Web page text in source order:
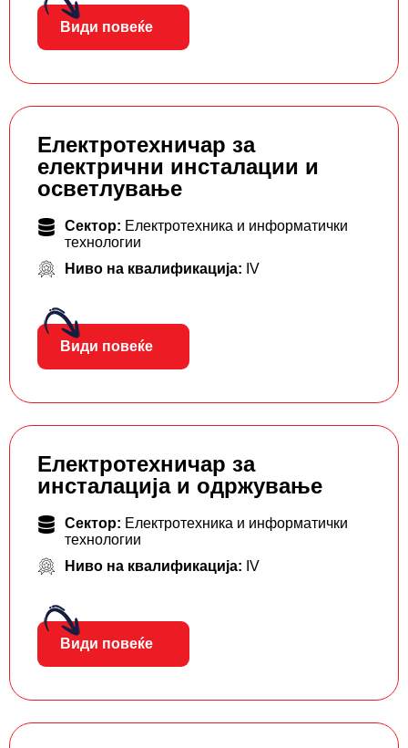
Види повеќе
Електротехничар за
електрични инсталации и
осветлување
Сектор: Електротехника и информатички
технологии
Ниво на квалификација: IV
Види повеќе
Електротехничар за
инсталација и одржување
Сектор: Електротехника и информатички
технологии
Ниво на квалификација: IV
Види повеќе